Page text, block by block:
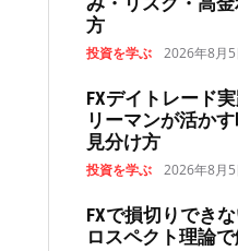
方
投資を学ぶ 2026年8月5
FXデイトレード
リーマンが活か
見分け方
投資を学ぶ 2026年8月5
FXで損切りでき
ロスペクト理論で